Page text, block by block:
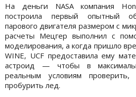
На деньги NASA компания
построила первый опытный
парового двигателя размером с
расчеты Мецгер выполнил с
моделирования, а когда пришло
WINE, UCF предоставила ему
астроид — чтобы в
реальным условиям
пробурить лед.